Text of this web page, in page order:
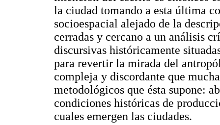
la ciudad tomando a esta última
socioespacial alejado de la
cerradas y cercano a un análisis
discursivas históricamente
para revertir la mirada del
compleja y discordante que
metodológicos que ésta supone:
condiciones históricas de
cuales emergen las ciudades.